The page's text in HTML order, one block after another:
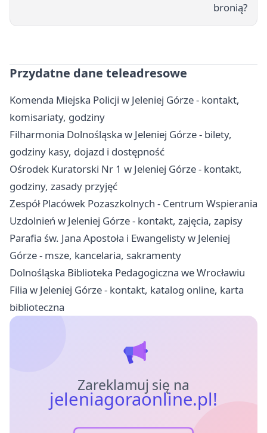
bronią?
Przydatne dane teleadresowe
Komenda Miejska Policji w Jeleniej Górze - kontakt,
komisariaty, godziny
Filharmonia Dolnośląska w Jeleniej Górze - bilety,
godziny kasy, dojazd i dostępność
Ośrodek Kuratorski Nr 1 w Jeleniej Górze - kontakt,
godziny, zasady przyjęć
Zespół Placówek Pozaszkolnych - Centrum Wspierania
Uzdolnień w Jeleniej Górze - kontakt, zajęcia, zapisy
Parafia św. Jana Apostoła i Ewangelisty w Jeleniej
Górze - msze, kancelaria, sakramenty
Dolnośląska Biblioteka Pedagogiczna we Wrocławiu
Filia w Jeleniej Górze - kontakt, katalog online, karta
biblioteczna
Zareklamuj się na
jeleniagoraonline.pl!